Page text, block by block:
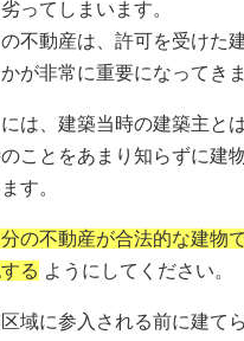
ってしまいます。
不動産は、許可を受けた
が非常に重要になってきま
は、建築当時の建築主と
ことをあまり知らずに建
す。
の不動産が合法的な建物
る ようにしてください。
域に参入される前に建て